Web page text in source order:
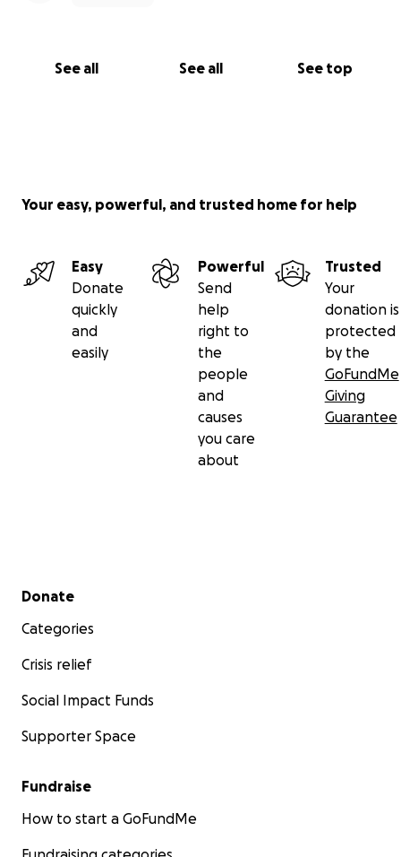
See all See all See top
Your easy, powerful, and trusted home for help
Easy
Donate
quickly
and
easily
Powerful
Send
help
right to
the
people
and
causes
you care
about
Trusted
Your
donation is
protected
by the
GoFundMe
Giving
Guarantee
Secondary menu
Donate
Categories
Crisis relief
Social Impact Funds
Supporter Space
Fundraise
How to start a GoFundMe